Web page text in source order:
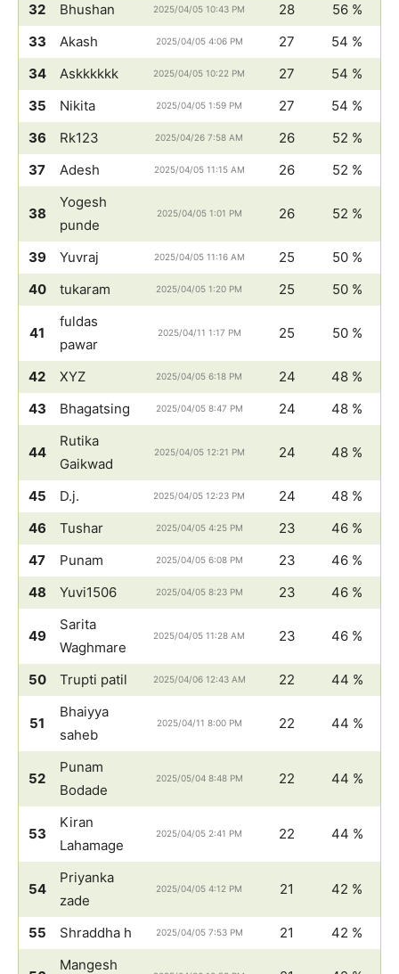
32 Bhushan 2025/04/05 10:43 PM 28
56 %
33
Akash 2025/04/05 4:06 PM 27
54 %
34
Askkkkkk 2025/04/05 10:22 PM 27
54 %
35
Nikita 2025/04/05 1:59 PM 27
54 %
36
Rk123 2025/04/26 7:58 AM 26
52 %
37
Adesh 2025/04/05 11:15 AM 26 52 %
38
Yogesh
punde
2025/04/05 1:01 PM 26 52 %
39 Yuvraj 2025/04/05 11:16 AM 25
50 %
40
tukaram 2025/04/05 1:20 PM 25 50 %
41
fuldas
pawar
2025/04/11 1:17 PM 25 50 %
42 XYZ 2025/04/05 6:18 PM 24
48 %
43
Bhagatsing 2025/04/05 8:47 PM 24 48 %
44
Rutika
Gaikwad
2025/04/05 12:21 PM 24 48 %
45 D.j. 2025/04/05 12:23 PM 24
48 %
46
Tushar 2025/04/05 4:25 PM 23
46 %
47
Punam 2025/04/05 6:08 PM 23
46 %
48
Yuvi1506 2025/04/05 8:23 PM 23 46 %
49
Sarita
Waghmare
2025/04/05 11:28 AM 23 46 %
50 Trupti patil 2025/04/06 12:43 AM 22 44 %
51
Bhaiyya
saheb
2025/04/11 8:00 PM 22 44 %
52
Punam
Bodade
2025/05/04 8:48 PM 22 44 %
53
Kiran
Lahamage
2025/04/05 2:41 PM 22 44 %
54
Priyanka
zade
2025/04/05 4:12 PM 21 42 %
55 Shraddha h 2025/04/05 7:53 PM 21 42 %
Mangesh